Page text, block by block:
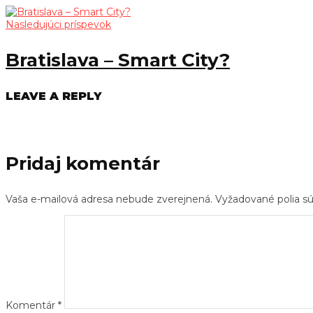
Nasledujúci príspevok
Bratislava – Smart City?
LEAVE A REPLY
Pridaj komentár
Vaša e-mailová adresa nebude zverejnená. Vyžadované polia
Komentár *